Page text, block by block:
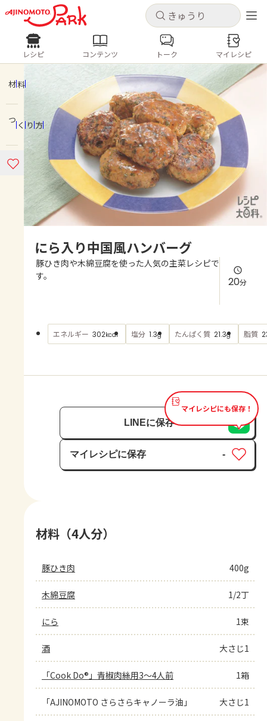
キャンセル
ログインするとレシピを保存できます
ログイン 新規登録
ホーム
コンテンツ
レシピ
よくあるお問い合わせ
AJINOMOTO PARK とは
キャンセル
レシピ コンテンツ
人気の食材・レシピ
きゅうり なす トマト
とうもろこし
ピーマン
みょうが ゴーヤ
レシピ コンテンツ トーク マイレシピ
材料
つくり方
にら入り中国風ハンバーグ
豚ひき肉や木綿豆腐を使った人気の主菜レシピで
す。
20分
エネルギー 302kcal 塩分 1.3g たんぱく質 21.3g 脂質
マイレシピにも保存！
LINEに保存
マイレシピに保存
保存済み
-
材料（4人分）
豚ひき肉 400g
木綿豆腐 1/2丁
にら 1束
酒 大さじ1
「Cook Do®」青椒肉絲用3～4人前 1箱
「AJINOMOTO さらさらキャノーラ油」 大さじ1